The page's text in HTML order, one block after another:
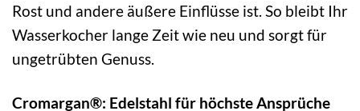
Rost und andere äußere Einflüsse ist. So bleibt Ihr
Wasserkocher lange Zeit wie neu und sorgt für
ungetrübten Genuss.
Cromargan®: Edelstahl für höchste Ansprüche